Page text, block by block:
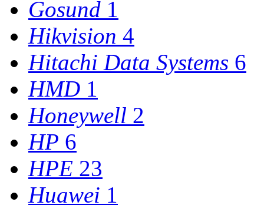
Gosund 1
Hikvision 4
Hitachi Data Systems 6
HMD 1
Honeywell 2
HP 6
HPE 23
Huawei 1